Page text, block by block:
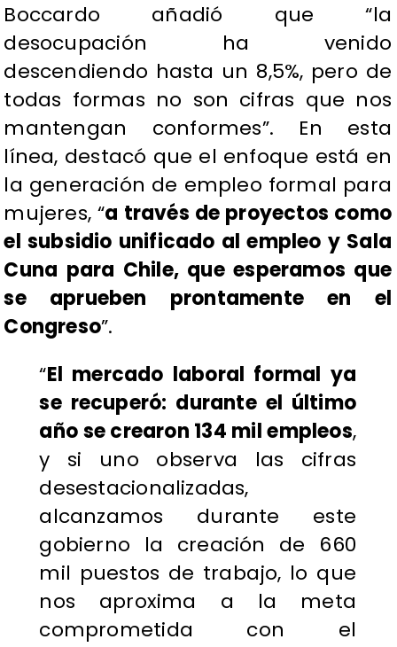
Boccardo añadió que “la
desocupación ha venido
descendiendo hasta un 8,5%, pero de
todas formas no son cifras que nos
mantengan conformes”. En esta
línea, destacó que el enfoque está en
la generación de empleo formal para
mujeres, “a través de proyectos como
el subsidio unificado al empleo y Sala
Cuna para Chile, que esperamos que
se aprueben prontamente en el
Congreso”.
“El mercado laboral formal ya
se recuperó: durante el último
año se crearon 134 mil empleos,
y si uno observa las cifras
desestacionalizadas,
alcanzamos durante este
gobierno la creación de 660
mil puestos de trabajo, lo que
nos aproxima a la meta
comprometida con el